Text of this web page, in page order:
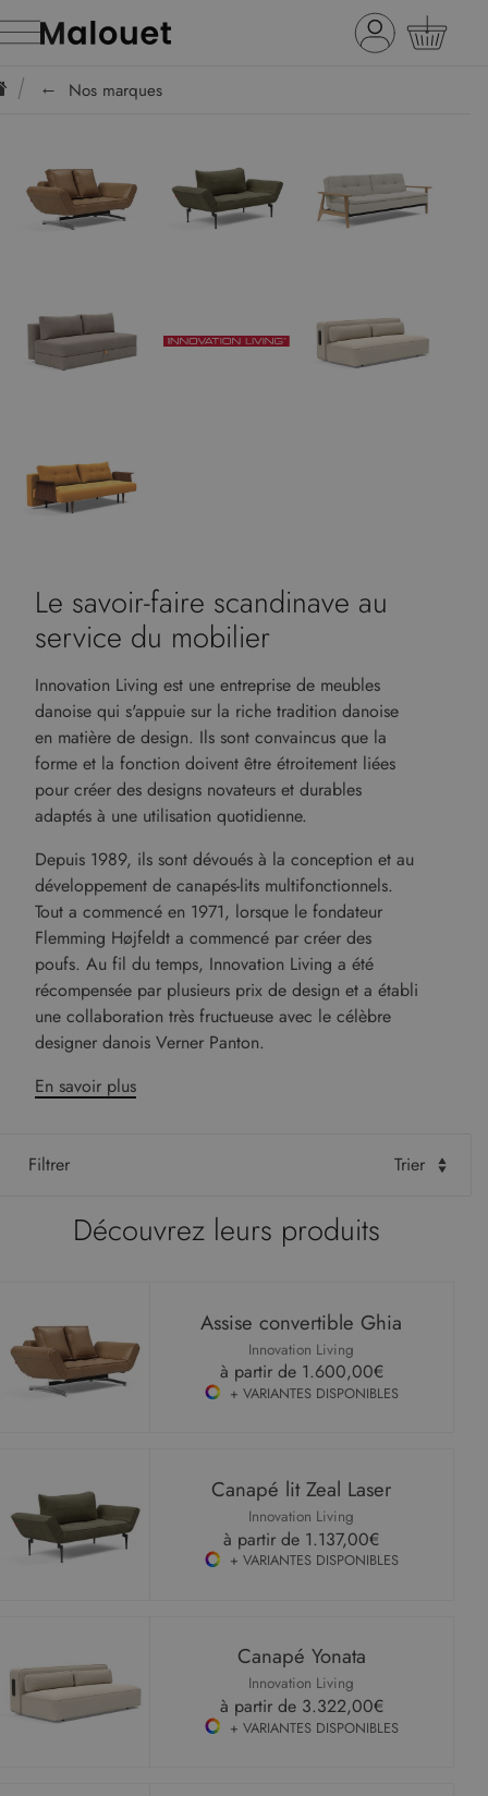
Nos marques
Le savoir-faire scandinave au
service du mobilier
Innovation Living est une entreprise de meubles
danoise qui s'appuie sur la riche tradition danoise
en matière de design. Ils sont convaincus que la
forme et la fonction doivent être étroitement liées
pour créer des designs novateurs et durables
adaptés à une utilisation quotidienne.
Depuis 1989, ils sont dévoués à la conception et au
développement de canapés-lits multifonctionnels.
Tout a commencé en 1971, lorsque le fondateur
Flemming Højfeldt a commencé par créer des
poufs. Au fil du temps, Innovation Living a été
récompensée par plusieurs prix de design et a établi
une collaboration très fructueuse avec le célèbre
designer danois Verner Panton.
En savoir plus
Filtrer Trier
Découvrez leurs produits
Assise convertible Ghia
Innovation Living
à partir de 1.600,00€
+ VARIANTES DISPONIBLES
Canapé lit Zeal Laser
Innovation Living
à partir de 1.137,00€
+ VARIANTES DISPONIBLES
Canapé Yonata
Innovation Living
à partir de 3.322,00€
+ VARIANTES DISPONIBLES